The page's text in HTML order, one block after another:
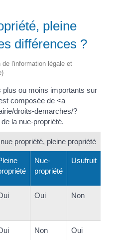
pleine
différences ?
l'information légale et
plus ou moins importants sur
composée de <a
droits-demarches/?
la nue-propriété.
propriété, pleine propriété
Nue-
propriété
Usufruit
Oui Non
Non Oui